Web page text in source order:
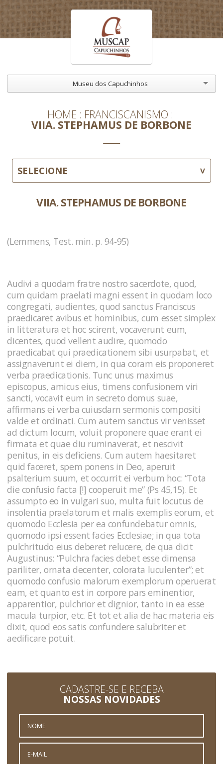
Museu dos Capuchinhos
HOME FRANCISCANISMO
VIIA. STEPHAMUS DE BORBONE
SELECIONE
VIIA. STEPHAMUS DE BORBONE
(Lemmens, Test. min. p. 94‑95)
Audivi a quodam fratre nostro sacerdote, quod,
cum quidam praelati magni essent in quodam loco
congregati, audientes, quod sanctus Franciscus
praedicaret avibus et hominibus, cum esset simplex
in litteratura et hoc scirent, vocaverunt eum,
dicentes, quod vellent audire, quomodo
praedicabat qui praedicationem sibi usurpabat, et
assignaverunt ei diem, in qua coram eis proponeret
verba praedicationis. Tunc unus maximus
episcopus, amicus eius, timens confusionem viri
sancti, vocavit eum in secreto domus suae,
affirmans ei verba cuiusdarn sermonis compositi
valde et ordinati. Cum autem sanctus vir venisset
ad dictum locum, voluit proponere quae erant ei
firmata et quae diu ruminaverat, et nescivit
penitus, in eis deficiens. Cum autem haesitaret
quid faceret, spem ponens in Deo, aperuit
psalterium suum, et occurrit ei verbum hoc: “Tota
die confusio facta [!] cooperuit me” (Ps 45,15). Et
assumpto eo in vulgari suo, multa fuit locutus de
insolentia praelatorum et malis exemplis eorum, et
quomodo Ecclesia per ea confundebatur omnis,
quomodo ipsi essent facies Ecclesiae; in qua tota
pulchritudo eius deberet relucere, de qua dicit
Augustinus: “Pulchra facies debet esse dimensa
pariliter, ornata decenter, colorata luculenter”; et
quomodo confusio malorum exemplorum operuerat
eam, et quanto est in corpore pars eminentior,
apparentior, pulchrior et dignior, tanto in ea esse
macula turpior, etc. Et tot et alia de hac materia eis
dixit, quod eos satis confundere salubriter et
aedificare potuit.
CADASTRE-SE E RECEBA
NOSSAS NOVIDADES